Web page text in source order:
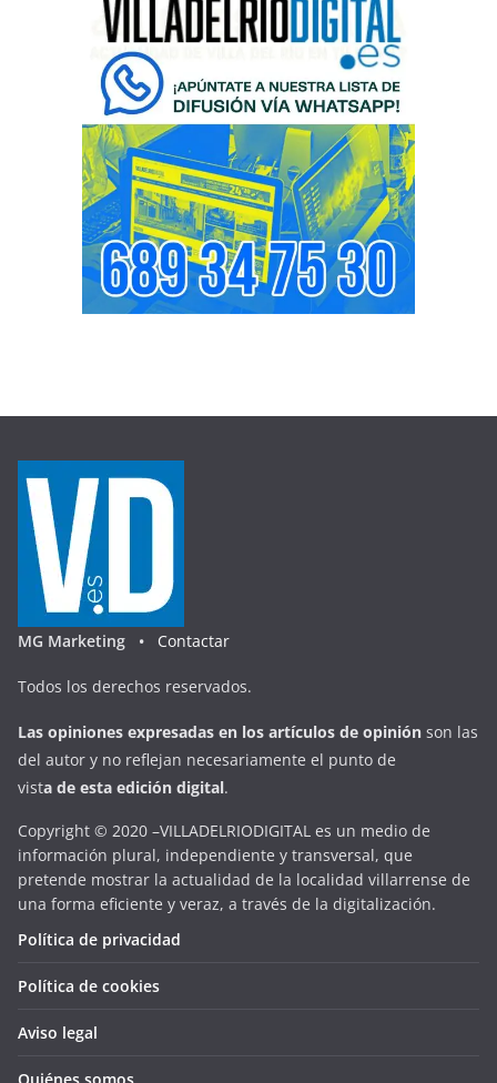
MG Marketing • Contactar
Todos los derechos reservados.
Las opiniones expresadas en los artículos de opinión son las
del autor y no reflejan necesariamente el punto de
vista de esta edición digital.
Copyright © 2020 –VILLADELRIODIGITAL es un medio de
información plural, independiente y transversal, que
pretende mostrar la actualidad de la localidad villarrense de
una forma eficiente y veraz, a través de la digitalización.
Política de privacidad
Política de cookies
Aviso legal